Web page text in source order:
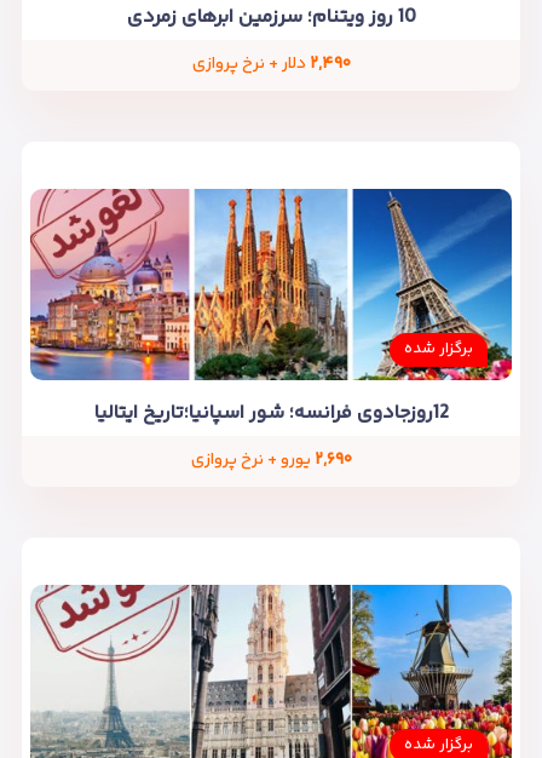
10 روز ویتنام؛ سرزمین ابرهای زمردی
۲,۴۹۰ دلار + نرخ پروازی
برگزار شده
12روزجادوی فرانسه؛ شور اسپانیا؛تاریخ ایتالیا
۲,۶۹۰ یورو + نرخ پروازی
برگزار شده